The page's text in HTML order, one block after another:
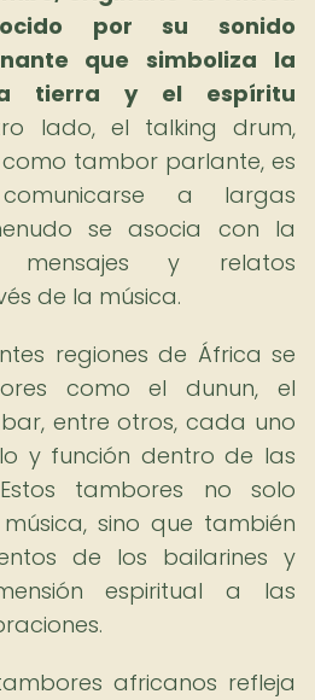
por su sonido
que simboliza la
tierra y el espíritu
lado, el talking drum,
tambor parlante, es
a largas
se asocia con la
mensajes y relatos
de la música.
regiones de África se
como el dunun, el
entre otros, cada uno
y función dentro de las
tambores no solo
sino que también
de los bailarines y
espiritual a las
africanos refleja